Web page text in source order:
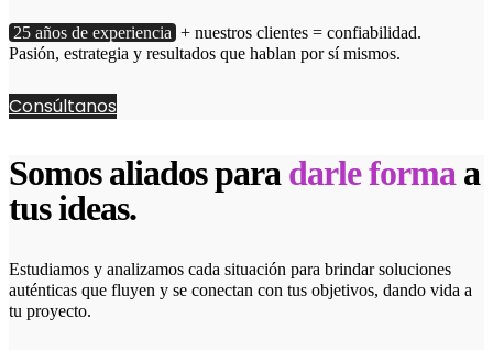
25 años de experiencia + nuestros clientes = confiabilidad.
Pasión, estrategia y resultados que hablan por sí mismos.
Consúltanos
Somos aliados para darle forma a
tus ideas.
Estudiamos y analizamos cada situación para brindar soluciones
auténticas que fluyen y se conectan con tus objetivos, dando vida a
tu proyecto.